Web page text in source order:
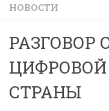
НОВОСТИ
ЦИФРОВОЙ
СТРАНЫ